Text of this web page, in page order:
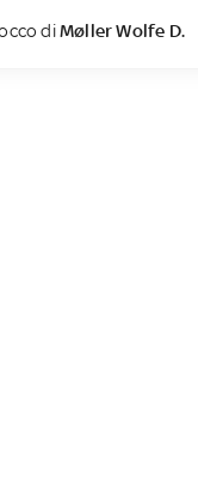
diMøller Wolfe D.